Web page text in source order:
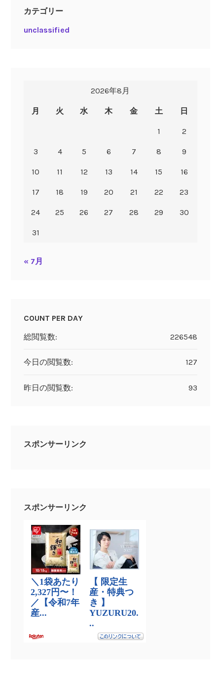
カテゴリー
unclassified
2026年8月
月 火 水 木 金 土 日
1 2
3 4 5 6 7 8 9
10 11 12 13 14 15 16
17 18 19 20 21 22 23
24 25 26 27 28 29 30
31
« 7月
COUNT PER DAY
226548
総閲覧数:
127
今日の閲覧数:
93
昨日の閲覧数:
スポンサーリンク
スポンサーリンク